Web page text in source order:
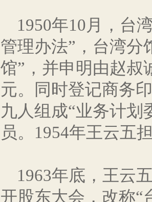
1950年10月，台
管理办法”，台湾分
馆”，并申明由赵叔
元。同时登记商务
九人组成“业务计划
员。1954年王云五
1963年底，王云
开股东大会，改称“